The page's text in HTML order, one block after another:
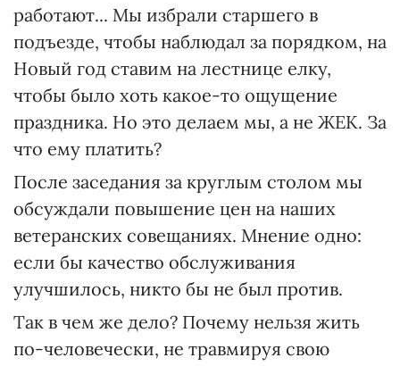
работают... Мы избрали старшего в
подъезде, чтобы наблюдал за порядком, на
Новый год ставим на лестнице елку,
чтобы было хоть какое-то ощущение
праздника. Но это делаем мы, а не ЖЕК. За
что ему платить?
После заседания за круглым столом мы
обсуждали повышение цен на наших
ветеранских совещаниях. Мнение одно:
если бы качество обслуживания
улучшилось, никто бы не был против.
Так в чем же дело? Почему нельзя жить
по-человечески, не травмируя свою